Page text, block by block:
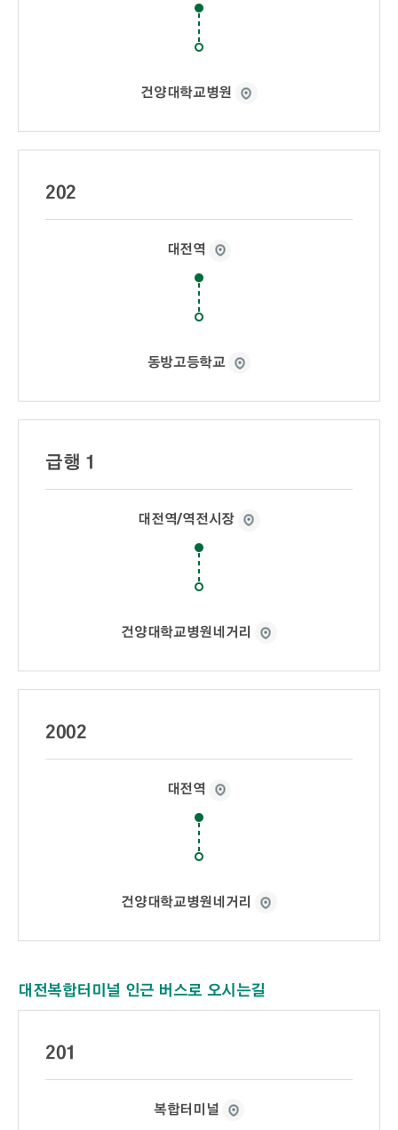
건양대학교병원
202
대전역
동방고등학교
급행 1
대전역/역전시장
건양대학교병원네거리
2002
대전역
건양대학교병원네거리
대전복합터미널 인근 버스로 오시는길
201
복합터미널